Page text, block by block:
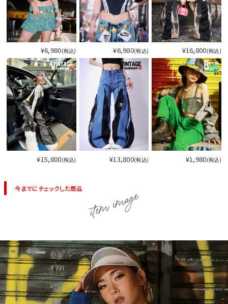
¥6,980(税込) ¥6,980(税込) ¥16,800(税込)
¥15,800(税込) ¥13,800(税込) ¥1,980(税込)
今までにチェックした商品 item image